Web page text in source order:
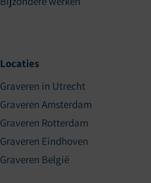
Locaties
Graveren in Utrecht
Graveren Amsterdam
Graveren Rotterdam
Graveren Eindhoven
Graveren België